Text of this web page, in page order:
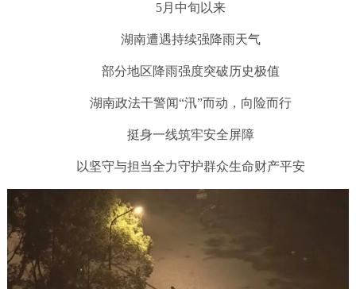
5月中旬以来
湖南遭遇持续强降雨天气
部分地区降雨强度突破历史极值
湖南政法干警闻“汛”而动，向险而行
挺身一线筑牢安全屏障
以坚守与担当全力守护群众生命财产平安